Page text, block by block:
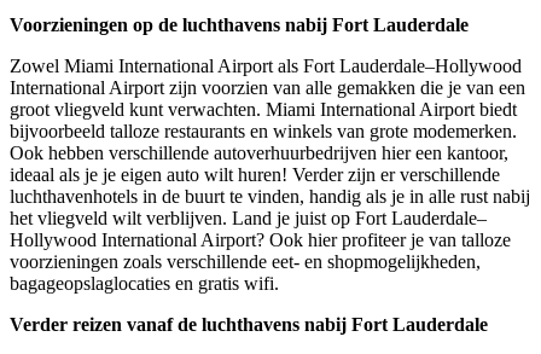
Voorzieningen op de luchthavens nabij Fort Lauderdale
Zowel Miami International Airport als Fort Lauderdale–Hollywood
International Airport zijn voorzien van alle gemakken die je van een
groot vliegveld kunt verwachten. Miami International Airport biedt
bijvoorbeeld talloze restaurants en winkels van grote modemerken.
Ook hebben verschillende autoverhuurbedrijven hier een kantoor,
ideaal als je je eigen auto wilt huren! Verder zijn er verschillende
luchthavenhotels in de buurt te vinden, handig als je in alle rust nabij
het vliegveld wilt verblijven. Land je juist op Fort Lauderdale–
Hollywood International Airport? Ook hier profiteer je van talloze
voorzieningen zoals verschillende eet- en shopmogelijkheden,
bagageopslaglocaties en gratis wifi.
Verder reizen vanaf de luchthavens nabij Fort Lauderdale